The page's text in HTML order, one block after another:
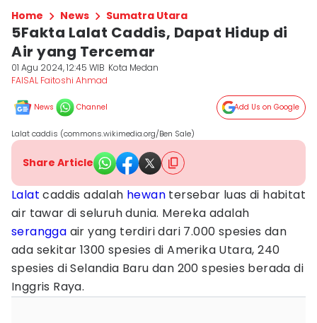
Home News Sumatra Utara
5Fakta Lalat Caddis, Dapat Hidup di
Air yang Tercemar
01 Agu 2024, 12:45 WIB Kota Medan
FAISAL Faitoshi Ahmad
News Channel Add Us on Google
Lalat caddis (commons.wikimedia.org/Ben Sale)
Share Article
Lalat caddis adalah hewan tersebar luas di habitat
air tawar di seluruh dunia. Mereka adalah
serangga air yang terdiri dari 7.000 spesies dan
ada sekitar 1300 spesies di Amerika Utara, 240
spesies di Selandia Baru dan 200 spesies berada di
Inggris Raya.